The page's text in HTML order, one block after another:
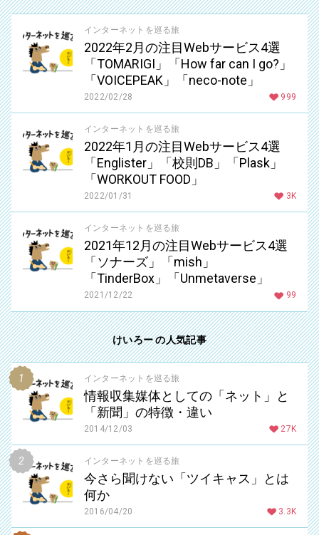
インターネットを巡る旅
2022年2月の注目Webサービス4選
「TOMARIGI」「How far can I go?」
「VOICEPEAK」「neco-note」
2022/02/28 999
インターネットを巡る旅
2022年1月の注目Webサービス4選
「Englister」「校則DB」「Plask」
「WORKOUT FOOD」
2022/01/31 3K
インターネットを巡る旅
2021年12月の注目Webサービス4選
「ソナーズ」「mish」
「TinderBox」「Unmetaverse」
2021/12/22 99
けいろー の人気記事
インターネットを巡る旅
情報収集媒体としての「ネット」と
「新聞」の特徴・違い
2014/12/03 27K
インターネットを巡る旅
今さら聞けない「ツイキャス」とは
何か
2016/04/20 3.3K